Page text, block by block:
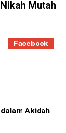
Mutah
Facebook
Akidah